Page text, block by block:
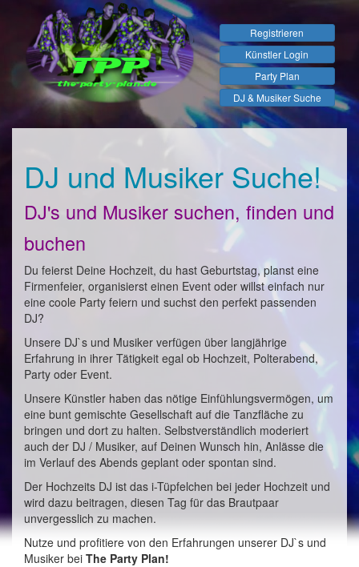
Registrieren
Künstler Login
Party Plan
DJ & Musiker Suche
DJ und Musiker Suche!
DJ's und Musiker suchen, finden und
buchen
Du feierst Deine Hochzeit, du hast Geburtstag, planst eine
Firmenfeier, organisierst einen Event oder willst einfach nur
eine coole Party feiern und suchst den perfekt passenden
DJ?
Unsere DJ`s und Musiker verfügen über langjährige
Erfahrung in ihrer Tätigkeit egal ob Hochzeit, Polterabend,
Party oder Event.
Unsere Künstler haben das nötige Einfühlungsvermögen, um
eine bunt gemischte Gesellschaft auf die Tanzfläche zu
bringen und dort zu halten. Selbstverständlich moderiert
auch der DJ / Musiker, auf Deinen Wunsch hin, Anlässe die
im Verlauf des Abends geplant oder spontan sind.
Der Hochzeits DJ ist das i-Tüpfelchen bei jeder Hochzeit und
wird dazu beitragen, diesen Tag für das Brautpaar
unvergesslich zu machen.
Nutze und profitiere von den Erfahrungen unserer DJ`s und
Musiker bei The Party Plan!